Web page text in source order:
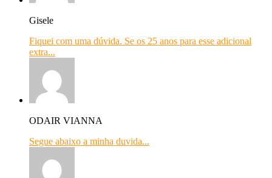
Gisele
Fiquei com uma dúvida. Se os 25 anos para esse adicional
extra...
ODAIR VIANNA
Segue abaixo a minha duvida...